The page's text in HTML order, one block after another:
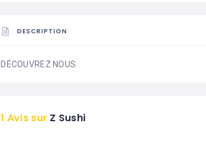
DESCRIPTION
DÉCOUVREZ NOUS
1 Avis sur Z Sushi